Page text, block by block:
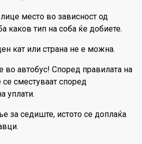
место во зависност од
каков тип на соба ќе добиете.
кат или страна не е можна.
во автобус! Според правилата на
се сместуваат според
уплати.
за седиште, истото се доплаќа